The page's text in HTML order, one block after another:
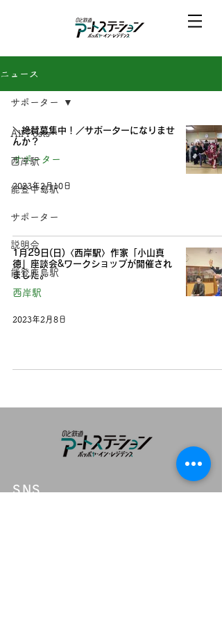
ニュース
All Posts
西岸駅
能登中島駅
サポーター
説明会
能登鹿島駅
サポーター
＼絶賛募集中！／サポーターになりませ
んか？
サポーター
2023年2月10日
1月29日(日)〈西岸駅〉作家「小山真
徳」座談会&ワークショップが開催され
ました。
西岸駅
2023年2月8日
SNS